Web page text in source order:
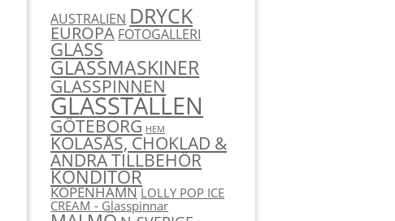
AUSTRALIEN DRYCK
EUROPA FOTOGALLERI
GLASS
GLASSMASKINER
GLASSPINNEN
GLASSTÄLLEN
GÖTEBORG HEM
KOLASÅS, CHOKLAD &
ANDRA TILLBEHÖR
KONDITOR
KÖPENHAMN LOLLY POP ICE
CREAM - Glasspinnar